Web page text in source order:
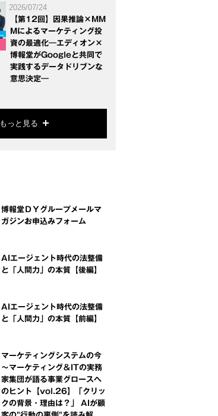
2026/07/24
【第12回】因果推論×MM
Mによるマーケティング投
資の最適化―エディオン×
博報堂がGoogleと共同で
実践するデータドリブンな
意思決定―
もっと見る
博報堂ＤＹグループメールマ
ガジンお申込みフォーム
AIエージェント時代の法整備
と「人間力」の本質【後編】
AIエージェント時代の法整備
と「人間力」の本質【前編】
マーケティングシステムの今
～マーケティング＆ITの実務
家集団が語る事業グロースへ
のヒント【vol.26】「クリッ
クの背景・理由は？」 AIが顧